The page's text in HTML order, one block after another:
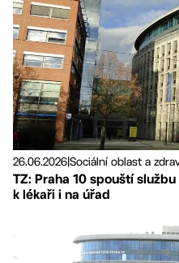
26.06.2026Sociální oblast a
TZ: Praha 10 spouští
k lékaři i na úřad